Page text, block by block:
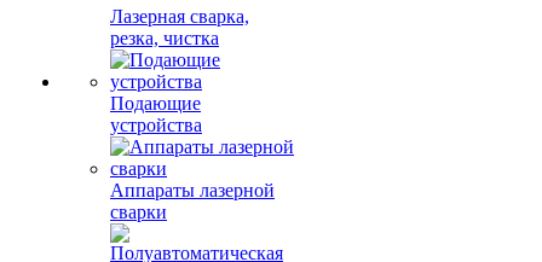
Лазерная сварка,
резка, чистка
Подающие
устройства
Аппараты лазерной
сварки